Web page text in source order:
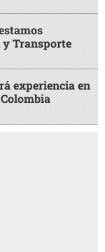
y Transporte
experiencia en